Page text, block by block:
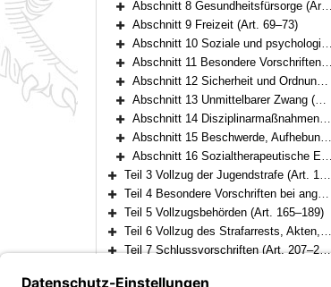
Bereich erweitern
Abschnitt 8 Gesundheitsfürsorge (Art. 58–68)
Bereich erweitern
Abschnitt 9 Freizeit (Art. 69–73)
Bereich erweitern
Abschnitt 10 Soziale und psychologische Hilfe (Art. 74–81)
Bereich erweitern
Abschnitt 11 Besondere Vorschriften für den Frauenstrafvollzug (Art. 82–86)
Bereich erweitern
Abschnitt 12 Sicherheit und Ordnung (Art. 87–100)
Bereich erweitern
Abschnitt 13 Unmittelbarer Zwang (Art. 101–108)
Bereich erweitern
Abschnitt 14 Disziplinarmaßnahmen (Art. 109–114)
Bereich erweitern
Abschnitt 15 Beschwerde, Aufhebung von Maßnahmen und Gefangenenmitverantwortung (Art. 115–116)
Bereich erweitern
Abschnitt 16 Sozialtherapeutische Einrichtungen (Art. 117–120)
Bereich erweitern
Teil 3 Vollzug der Jugendstrafe (Art. 121–158)
Bereich erweitern
Teil 4 Besondere Vorschriften bei angeordneter oder vorbehaltener Sicherungsverwahrung (Art. 159–164)
Bereich erweitern
Teil 5 Vollzugsbehörden (Art. 165–189)
Bereich erweitern
Teil 6 Vollzug des Strafarrests, Akten, Datenschutz, Arbeitslosenversicherung (Art. 190–206)
Teil 7 Schlussvorschriften (Art. 207–209)